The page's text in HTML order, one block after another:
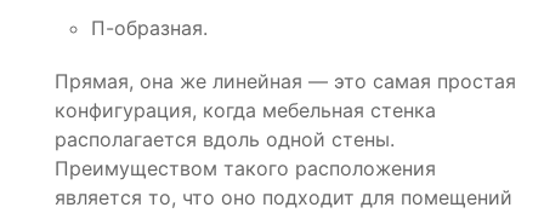
П-образная.
Прямая, она же линейная — это самая простая
конфигурация, когда мебельная стенка
располагается вдоль одной стены.
Преимуществом такого расположения
является то, что оно подходит для помещений